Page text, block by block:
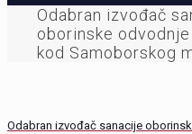
Odabran izvođač
oborinske
kod Samoborskog
Odabran izvođač sanacije